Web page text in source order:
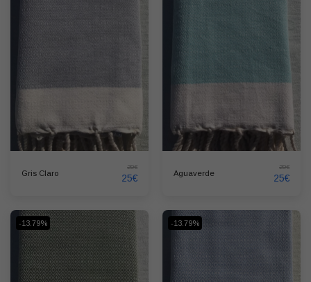
Gris Claro
29€
25€ Aguaverde
29€
25€
-13.79% -13.79%